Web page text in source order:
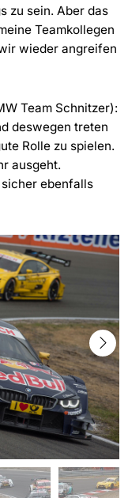
zu sein. Aber das
Teamkollegen
wieder angreifen
Team Schnitzer):
deswegen treten
Rolle zu spielen.
ausgeht.
ebenfalls